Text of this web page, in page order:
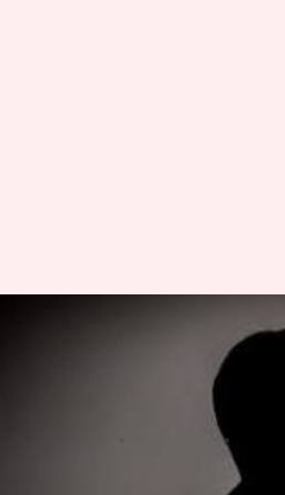
तेलंगाना बोर्ड
में 18 छात्रों ने की